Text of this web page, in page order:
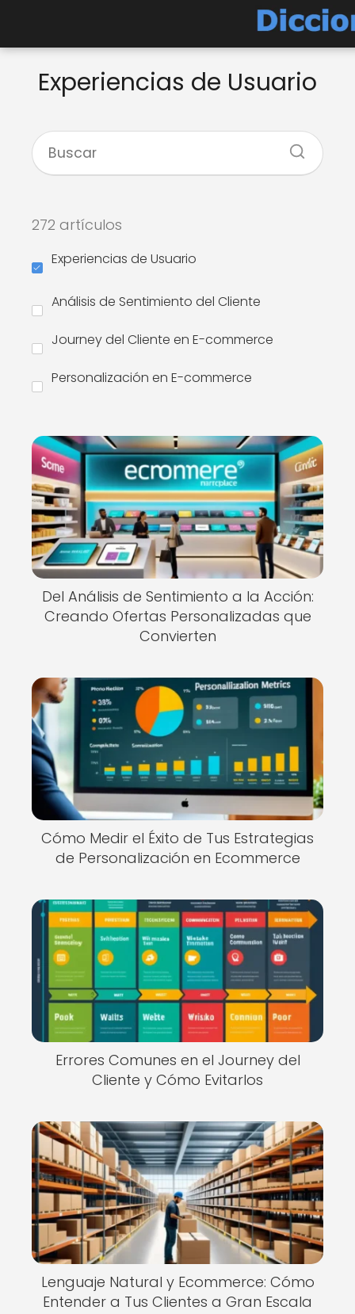
Experiencias de Usuario
272 artículos
Experiencias de Usuario
Análisis de Sentimiento del Cliente
Journey del Cliente en E-commerce
Personalización en E-commerce
Del Análisis de Sentimiento a la Acción:
Creando Ofertas Personalizadas que
Convierten
Cómo Medir el Éxito de Tus Estrategias
de Personalización en Ecommerce
Errores Comunes en el Journey del
Cliente y Cómo Evitarlos
Lenguaje Natural y Ecommerce: Cómo
Entender a Tus Clientes a Gran Escala